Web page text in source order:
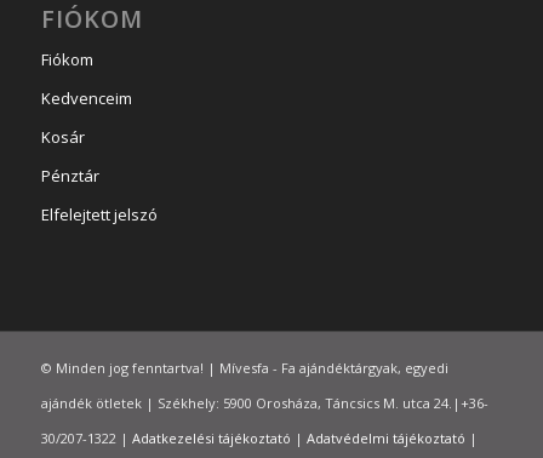
FIÓKOM
Fiókom
Kedvenceim
Kosár
Pénztár
Elfelejtett jelszó
© Minden jog fenntartva! | Mívesfa - Fa ajándéktárgyak, egyedi
ajándék ötletek | Székhely: 5900 Orosháza, Táncsics M. utca 24.|+36-
30/207-1322 | Adatkezelési tájékoztató | Adatvédelmi tájékoztató |